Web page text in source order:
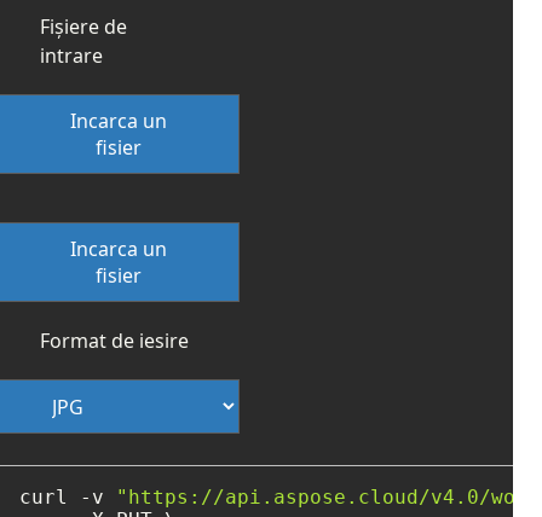
Fișiere de
intrare
Incarca un
fisier
Incarca un
fisier
Format de iesire
curl -v
"https://api.aspose.cloud/v4.0/